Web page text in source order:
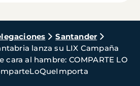
Santander
lanza su LIX Campaña
cara al hambre: COMPARTE LO